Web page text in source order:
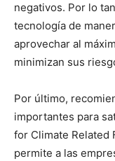
negativos. Por lo
tecnología de
aprovechar al
minimizan sus
Por último,
importantes para
for Climate Related
permite a las